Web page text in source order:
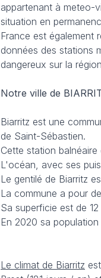
appartenant à meteo-
situation en
France est également
données des stations
dangereux sur la
Notre ville de
Biarritz est une
de Saint-Sébastien.
Cette station
L'océan, avec ses
Le gentilé de Biarritz
La commune a pour
Sa superficie est de
En 2020 sa
Le climat de Biarritz